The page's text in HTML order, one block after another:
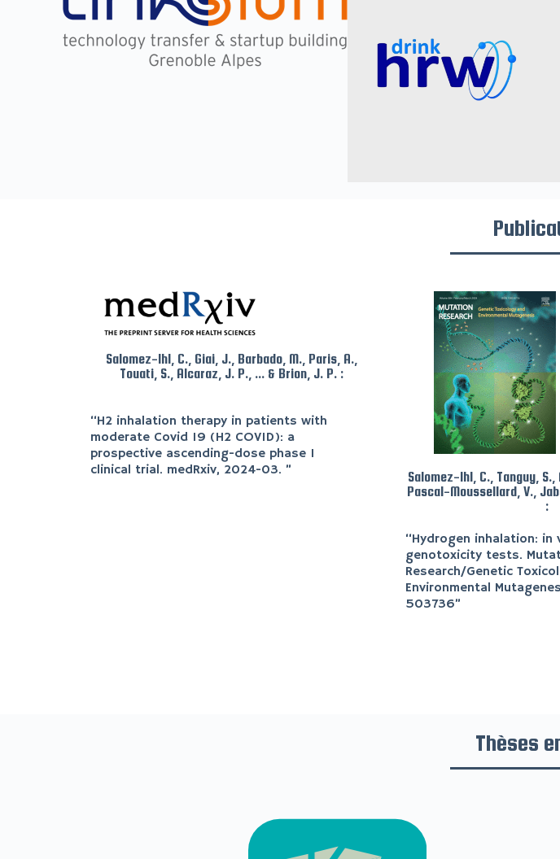
Salomez-Ihl, C., Giai, J., Barbado, M., Paris, A.,
Touati, S., Alcaraz, J. P., ... & Brion, J. P. :
“H2 inhalation therapy in patients with
moderate Covid 19 (H2 COVID): a
prospective ascending-dose phase 1
clinical trial. medRxiv, 2024-03.”
Salomez-Ihl, C., Tanguy, S.,
Pascal-Moussellard, V.,
:
“Hydrogen inhalation: in
genotoxicity tests.
Research/Genetic
Environmental
503736”
Thèses